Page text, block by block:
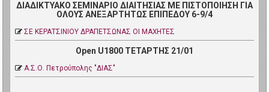
ΔΙΑΔΙΚΤΥΑΚΟ ΣΕΜΙΝΑΡΙΟ ΔΙΑΙΤΗΣΙΑΣ ΜΕ ΠΙΣΤΟΠΟΙΗΣΗ ΓΙΑ
ΟΛΟΥΣ ΑΝΕΞΑΡΤΗΤΩΣ ΕΠΙΠΕΔΟΥ 6-9/4
ΣΕ ΚΕΡΑΤΣΙΝΙΟΥ ΔΡΑΠΕΤΣΩΝΑΣ ΟΙ ΜΑΧΗΤΕΣ
Open U1800 ΤΕΤΑΡΤΗΣ 21/01
Α.Σ.Ο. Πετρoύπολης "ΔΙΑΣ"